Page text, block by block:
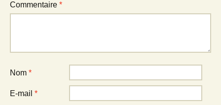
Commentaire *
Nom *
E-mail *